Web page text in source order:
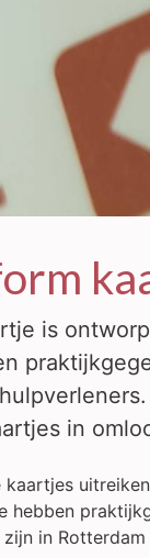
is
in
kaartjes
hebben
zijn in